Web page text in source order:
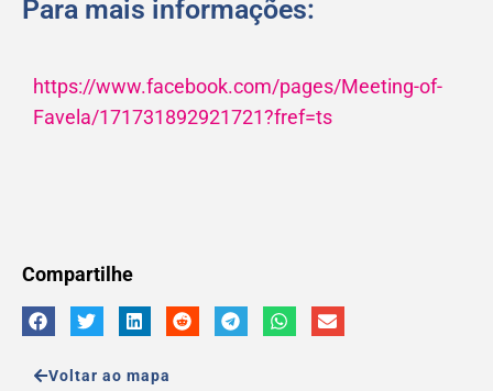
Para mais informações:
https://www.facebook.com/pages/Meeting-of-
Favela/171731892921721?fref=ts
Compartilhe
Voltar ao mapa